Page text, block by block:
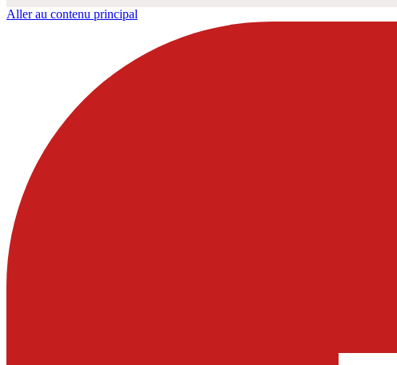
Aller au contenu principal